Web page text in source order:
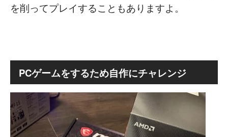
を削ってプレイすることもありますよ。
PCゲームをするため自作にチャレンジ